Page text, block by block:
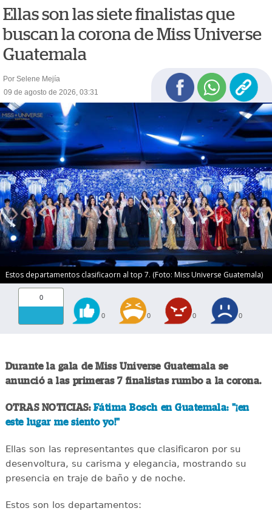
Ellas son las siete finalistas que
buscan la corona de Miss Universe
Guatemala
Por Selene Mejía
09 de agosto de 2026, 03:31
Estos departamentos clasificaorn al top 7. (Foto: Miss Universe Guatemala)
0
0 0 0 0
Durante la gala de Miss Universe Guatemala se
anunció a las primeras 7 finalistas rumbo a la corona.
OTRAS NOTICIAS: Fátima Bosch en Guatemala: "¡en
este lugar me siento yo!"
Ellas son las representantes que clasificaron por su
desenvoltura, su carisma y elegancia, mostrando su
presencia en traje de baño y de noche.
Estos son los departamentos: